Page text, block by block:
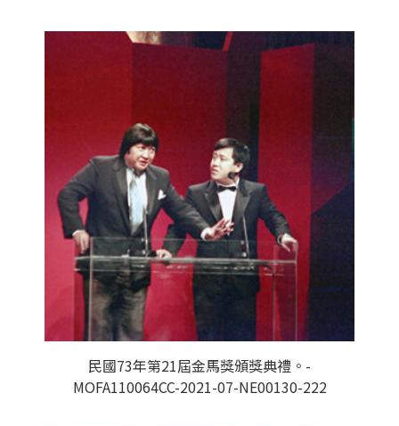
民國73年第21屆金馬獎頒獎典禮。-
MOFA110064CC-2021-07-NE00130-222